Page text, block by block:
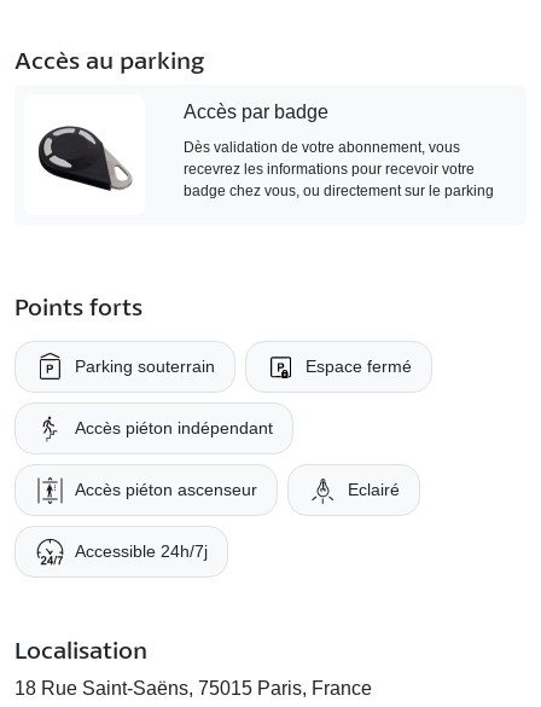
Accès au parking
Accès par badge
Dès validation de votre abonnement, vous
recevrez les informations pour recevoir votre
badge chez vous, ou directement sur le parking
Points forts
Parking souterrain Espace fermé
Accès piéton indépendant
Accès piéton ascenseur Eclairé
Accessible 24h/7j
Localisation
18 Rue Saint-Saëns, 75015 Paris, France